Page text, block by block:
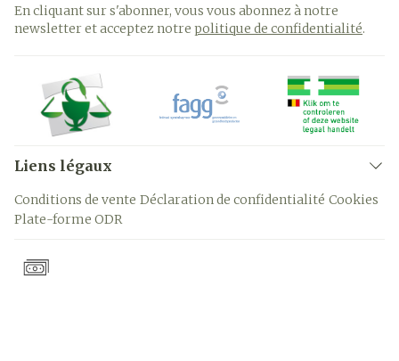
En cliquant sur s'abonner, vous vous abonnez à notre
newsletter et acceptez notre politique de confidentialité.
Liens légaux
Conditions de vente Déclaration de confidentialité Cookies
Plate-forme ODR